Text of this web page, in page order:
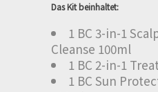
Das Kit beinhaltet:
1 BC 3-in-1
Cleanse 100ml
1 BC 2-in-1
1 BC Sun